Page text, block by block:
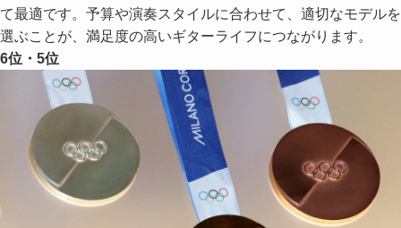
て最適です。予算や演奏スタイルに合わせて、適切なモデルを
選ぶことが、満足度の高いギターライフにつながります。
6位・5位